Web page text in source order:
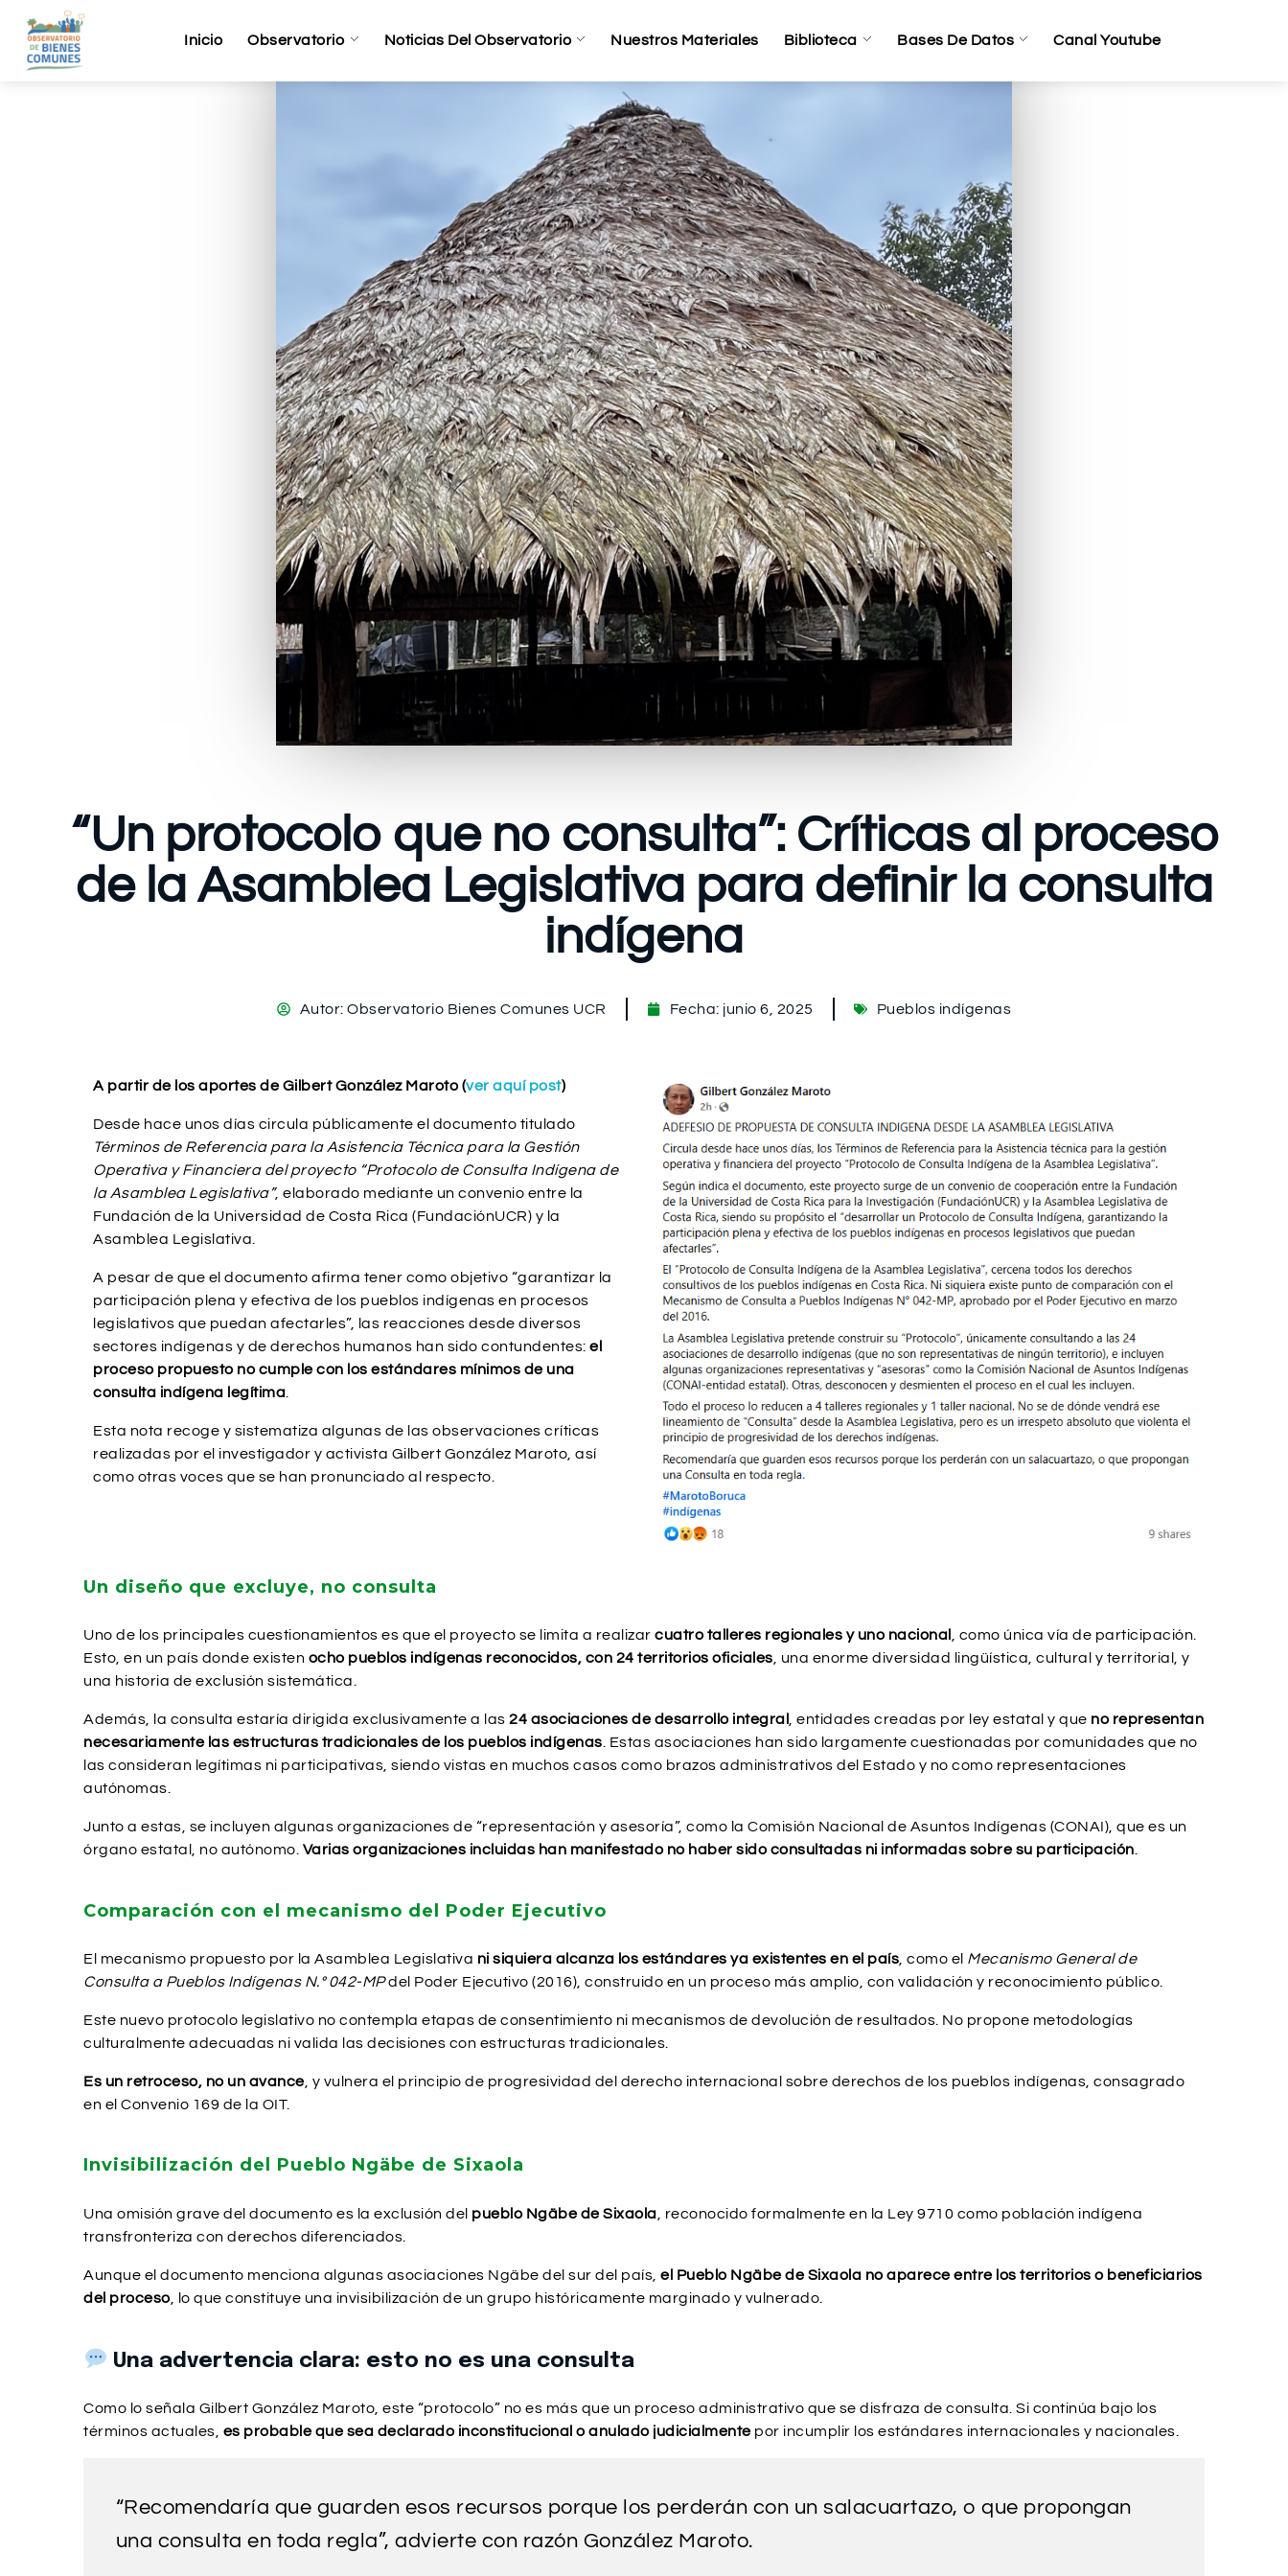
Inicio Observatorio Noticias Del Observatorio Nuestros Materiales Biblioteca Bases De Datos Canal Youtube
“Un protocolo que no consulta”: Críticas al proceso
de la Asamblea Legislativa para definir la consulta
indígena
Autor: Observatorio Bienes Comunes UCR Fecha: junio 6, 2025 Pueblos indígenas
A partir de los aportes de Gilbert González Maroto (ver aquí post)
Desde hace unos días circula públicamente el documento titulado
Términos de Referencia para la Asistencia Técnica para la Gestión
Operativa y Financiera del proyecto “Protocolo de Consulta Indígena de
la Asamblea Legislativa”, elaborado mediante un convenio entre la
Fundación de la Universidad de Costa Rica (FundaciónUCR) y la
Asamblea Legislativa.
A pesar de que el documento afirma tener como objetivo “garantizar la
participación plena y efectiva de los pueblos indígenas en procesos
legislativos que puedan afectarles”, las reacciones desde diversos
sectores indígenas y de derechos humanos han sido contundentes: el
proceso propuesto no cumple con los estándares mínimos de una
consulta indígena legítima
Esta nota recoge y sistematiza algunas de las observaciones críticas
realizadas por el investigador y activista Gilbert González Maroto, así
como otras voces que se han pronunciado al respecto.
Un diseño que excluye, no consulta
Uno de los principales cuestionamientos es que el proyecto se limita a realizar cuatro talleres regionales y uno nacional
, como única vía de participación.
Esto, en un país donde existen ocho pueblos indígenas reconocidos, con 24 territorios oficiales , una enorme diversidad lingüística, cultural y territorial, y
una historia de exclusión sistemática.
Además, la consulta estaría dirigida exclusivamente a las 24 asociaciones de desarrollo integral , entidades creadas por ley estatal y que no representan
necesariamente las estructuras tradicionales de los pueblos indígenas . Estas asociaciones han sido largamente cuestionadas por comunidades que no
las consideran legítimas ni participativas, siendo vistas en muchos casos como brazos administrativos del Estado y no como representaciones
autónomas.
Junto a estas, se incluyen algunas organizaciones de “representación y asesoría”, como la Comisión Nacional de Asuntos Indígenas (CONAI), que es un
órgano estatal, no autónomo. Varias organizaciones incluidas han manifestado no haber sido consultadas ni informadas sobre su participación
Comparación con el mecanismo del Poder Ejecutivo
El mecanismo propuesto por la Asamblea Legislativa ni siquiera alcanza los estándares ya existentes en el país , como el Mecanismo General de
Consulta a Pueblos Indígenas N.º 042-MPdel Poder Ejecutivo (2016), construido en un proceso más amplio, con validación y reconocimiento público.
Este nuevo protocolo legislativo no contempla etapas de consentimiento ni mecanismos de devolución de resultados. No propone metodologías
culturalmente adecuadas ni valida las decisiones con estructuras tradicionales.
Es un retroceso, no un avance, y vulnera el principio de progresividad del derecho internacional sobre derechos de los pueblos indígenas, consagrado
en el Convenio 169 de la OIT.
Invisibilización del Pueblo Ngäbe de Sixaola
Una omisión grave del documento es la exclusión del pueblo Ngäbe de Sixaola , reconocido formalmente en la Ley 9710 como población indígena
transfronteriza con derechos diferenciados.
Aunque el documento menciona algunas asociaciones Ngäbe del sur del país, el Pueblo Ngäbe de Sixaola no aparece entre los territorios o beneficiarios
del proceso, lo que constituye una invisibilización de un grupo históricamente marginado y vulnerado.
Una advertencia clara: esto no es una consulta
Como lo señala Gilbert González Maroto, este “protocolo” no es más que un proceso administrativo que se disfraza de consulta. Si continúa bajo los
términos actuales, es probable que sea declarado inconstitucional o anulado judicialmentepor incumplir los estándares internacionales y nacionales.
“Recomendaría que guarden esos recursos porque los perderán con un salacuartazo, o que propongan
una consulta en toda regla”, advierte con razón González Maroto.